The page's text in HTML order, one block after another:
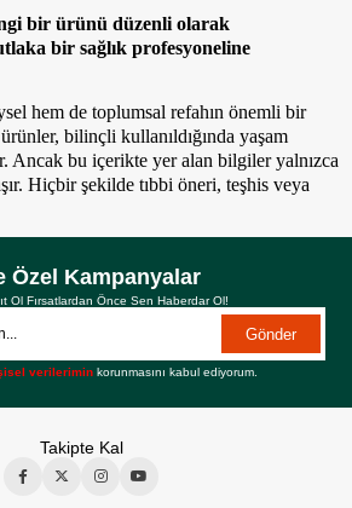
bir ürünü düzenli olarak
bir sağlık profesyoneline
hem de toplumsal refahın önemli bir
bilinçli kullanıldığında yaşam
Ancak bu içerikte yer alan bilgiler yalnızca
Hiçbir şekilde tıbbi öneri, teşhis veya
Özel Kampanyalar
Ol Fırsatlardan Önce Sen Haberdar Ol!
Gönder
verilerimin korunmasını kabul ediyorum.
Takipte Kal